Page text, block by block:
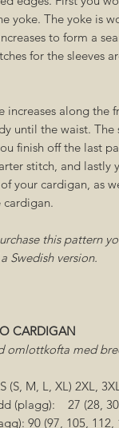
yoke. The yoke is
to form a
for the sleeves
increases along
until the waist.
finish off the last
stitch, and lastly
your cardigan, as
cardigan.
this pattern
Swedish version.
CARDIGAN
omlottkofta med
(S, M, L, XL) 2XL,
(plagg): 27 (28,
90 (97, 105, 112,